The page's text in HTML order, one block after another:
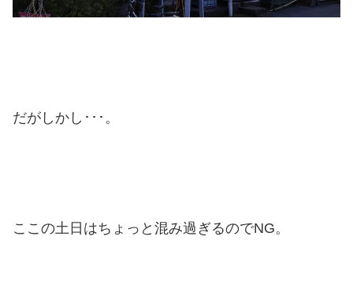
だがしかし･･･。
ここの土日はちょっと混み過ぎるのでNG。